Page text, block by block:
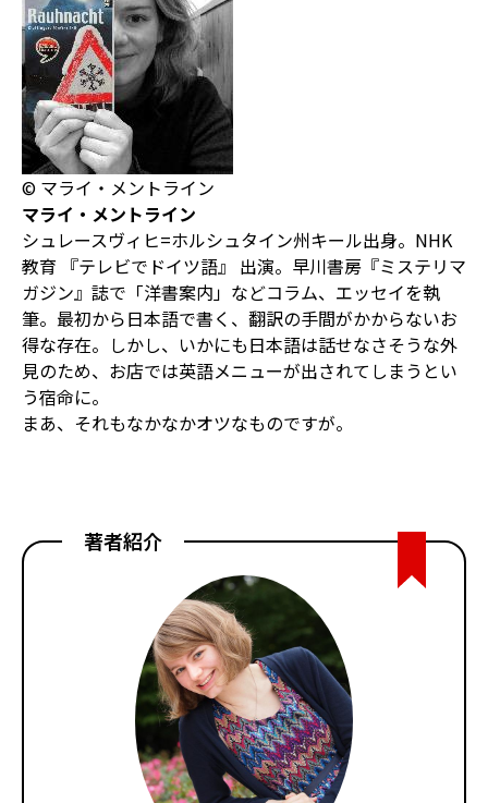
© マライ・メントライン
マライ・メントライン
シュレースヴィヒ=ホルシュタイン州キール出身。NHK
教育 『テレビでドイツ語』 出演。早川書房『ミステリマ
ガジン』誌で「洋書案内」などコラム、エッセイを執
筆。最初から日本語で書く、翻訳の手間がかからないお
得な存在。しかし、いかにも日本語は話せなさそうな外
見のため、お店では英語メニューが出されてしまうとい
う宿命に。
まあ、それもなかなかオツなものですが。
著者紹介